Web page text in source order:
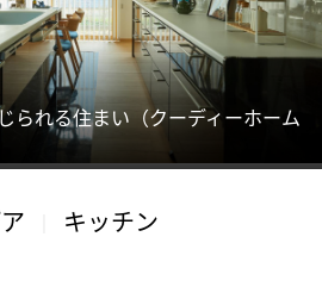
られる住まい（クーディーホーム
キッチン